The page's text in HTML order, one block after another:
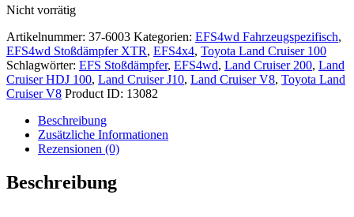
Nicht vorrätig
Artikelnummer: 37-6003 Kategorien: EFS4wd Fahrzeugspezifisch,
EFS4wd Stoßdämpfer XTR, EFS4x4, Toyota Land Cruiser 100
Schlagwörter: EFS Stoßdämpfer, EFS4wd, Land Cruiser 200, Land
Cruiser HDJ 100, Land Cruiser J10, Land Cruiser V8, Toyota Land
Cruiser V8 Product ID: 13082
Beschreibung
Zusätzliche Informationen
Rezensionen (0)
Beschreibung